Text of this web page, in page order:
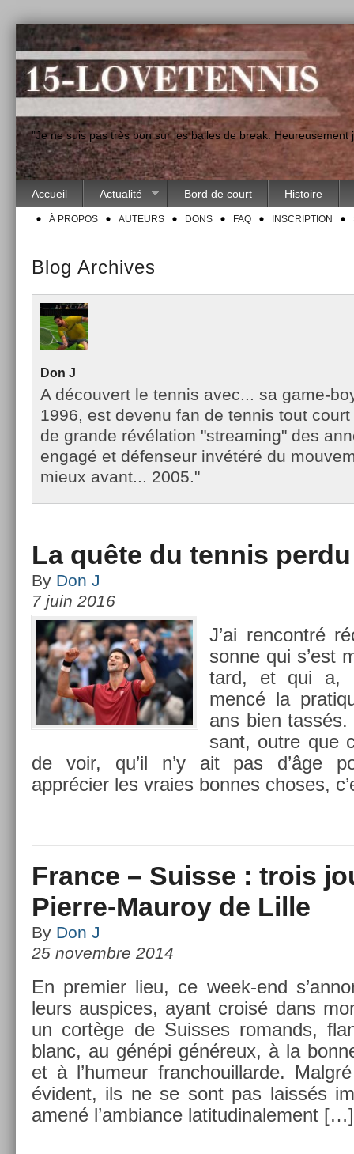
"Je ne suis pas très bon sur les balles de break.
Accueil Actualité Bord de court Histoire
À PROPOS AUTEURS DONS FAQ INSCRIPTION
Blog Archives
Don J
A découvert le tennis avec... sa game-
1996, est devenu fan de tennis tout
de grande révélation "streaming" des
engagé et défenseur invétéré du
mieux avant... 2005."
La quête du tennis perdu
By Don J
7 juin 2016
J’ai re­ncontré
son­ne qui s’est
tard, et qui a,
mencé la
ans bien
sant, outre que
de voir, qu’il n’y ait pas d’âge
apprécier les vra­ies bon­nes choses,
France – Suisse : trois
Pierre-Mauroy de Lille
By Don J
25 novembre 2014
En pre­mi­er lieu, ce week-end
leurs aus­pices, ayant croisé dans
un cortège de Suis­ses romands,
blanc, au génépi généreux, à la
et à l’humeur franchouil­larde.
évident, ils ne se sont pas laissés
amené l’am­bian­ce latitudinale­ment […]